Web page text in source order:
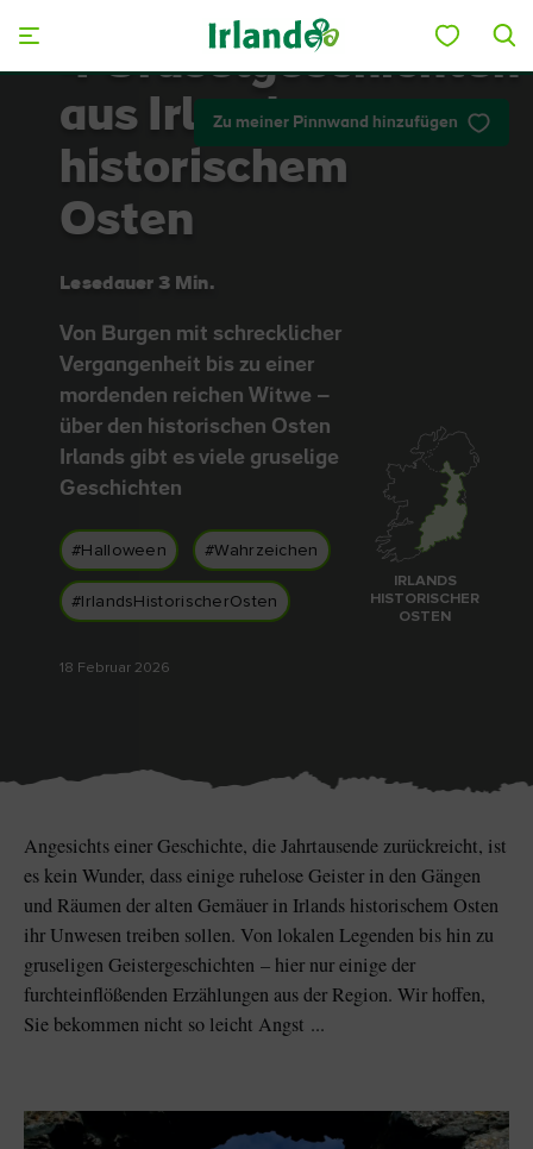
Like
Der Blarney Stone im
Like
Zu meiner Pinnwand hinzufügen
4 Gruselgeschichten
aus Irlands
historischem
Osten
Lesedauer 3 Min.
Von Burgen mit schrecklicher
Vergangenheit bis zu einer
mordenden reichen Witwe –
über den historischen Osten
Irlands gibt es viele gruselige
Geschichten
#Halloween #Wahrzeichen
#IrlandsHistorischerOsten
18 Februar 2026
IRLANDS
HISTORISCHER
OSTEN
Angesichts einer Geschichte, die Jahrtausende zurückreicht, ist
es kein Wunder, dass einige ruhelose Geister in den Gängen
und Räumen der alten Gemäuer in Irlands historischem Osten
ihr Unwesen treiben sollen. Von lokalen Legenden bis hin zu
gruseligen Geistergeschichten – hier nur einige der
furchteinflößenden Erzählungen aus der Region. Wir hoffen,
Sie bekommen nicht so leicht Angst ...